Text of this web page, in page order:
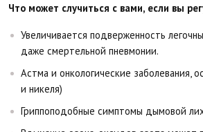
Что может случиться с вами, если вы
Увеличивается подверженность
даже смертельной пневмонии.
Астма и онкологические заболевания,
и никеля)
Гриппоподобные симптомы дымовой